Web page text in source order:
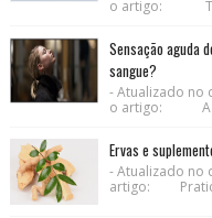
o artigo:
Sensação aguda
sangue?
- Atualizado no
o artigo: A
Ervas e
- Atualizado no
artigo: